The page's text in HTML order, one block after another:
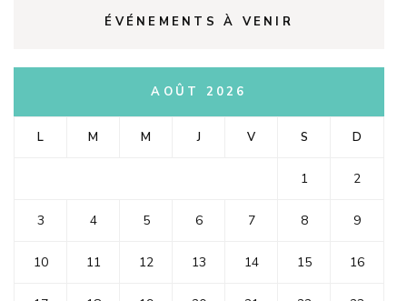
ÉVÉNEMENTS À VENIR
AOÛT 2026
L M M J V S D
1 2
3 4 5 6 7 8 9
10 11 12 13 14 15 16